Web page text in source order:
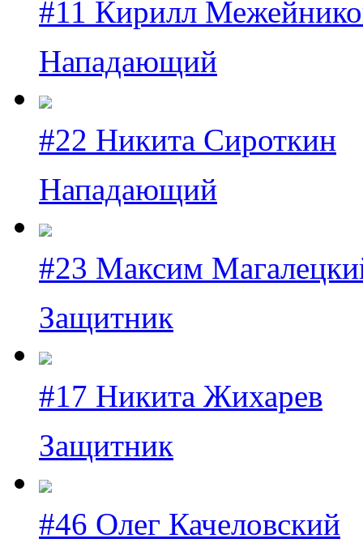
#11 Кирилл
Нападающий
#22 Никита Сироткин
Нападающий
#23 Максим
Защитник
#17 Никита Жихарев
Защитник
#46 Олег Качеловский